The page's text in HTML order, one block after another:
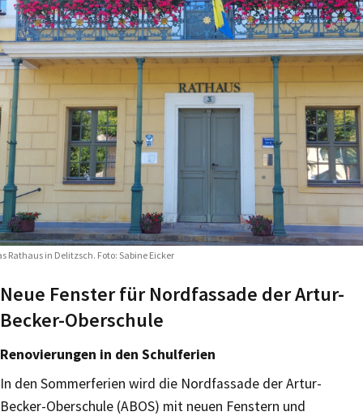
Rathaus in Delitzsch. Foto: Sabine Eicker
Neue Fenster für Nordfassade der Artur-
Becker-Oberschule
Renovierungen in den Schulferien
In den Sommerferien wird die Nordfassade der Artur-
Becker-Oberschule (ABOS) mit neuen Fenstern und